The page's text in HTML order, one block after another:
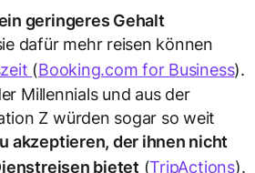
geringeres Gehalt
dafür mehr reisen können
(Booking.com for Business).
Millennials und aus der
Z würden sogar so weit
akzeptieren, der ihnen nicht
bietet (TripActions).